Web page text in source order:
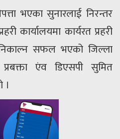
भएका सुनारलाई निरन्तर
कार्यालयमा कार्यरत प्रहरी
सफल भएको जिल्ला
प्रबक्ता एंव डिएसपी सुमित